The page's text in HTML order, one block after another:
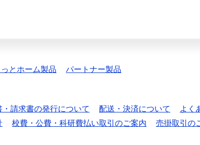
とホーム製品 パートナー製品
・請求書の発行について 配送・決済について
よく
校費・公費・科研費払い取引のご案内 売掛取引の